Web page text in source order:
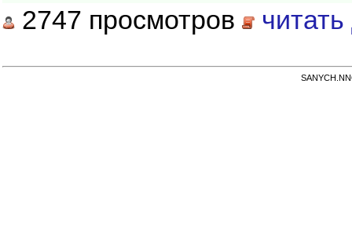
2747 просмотров